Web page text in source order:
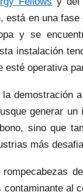
en una fase
y se
instalación
esté operativa
demostración a
generar un
sino que
más
de
al